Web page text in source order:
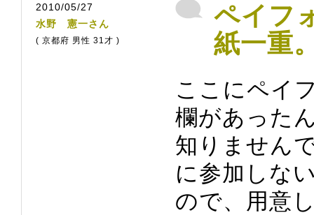
2010/05/27
水野 憲一さん
( 京都府 男性 31才 )
ペイフ
紙一重
ここにペイ
欄があった
知りません
に参加しな
ので、用意